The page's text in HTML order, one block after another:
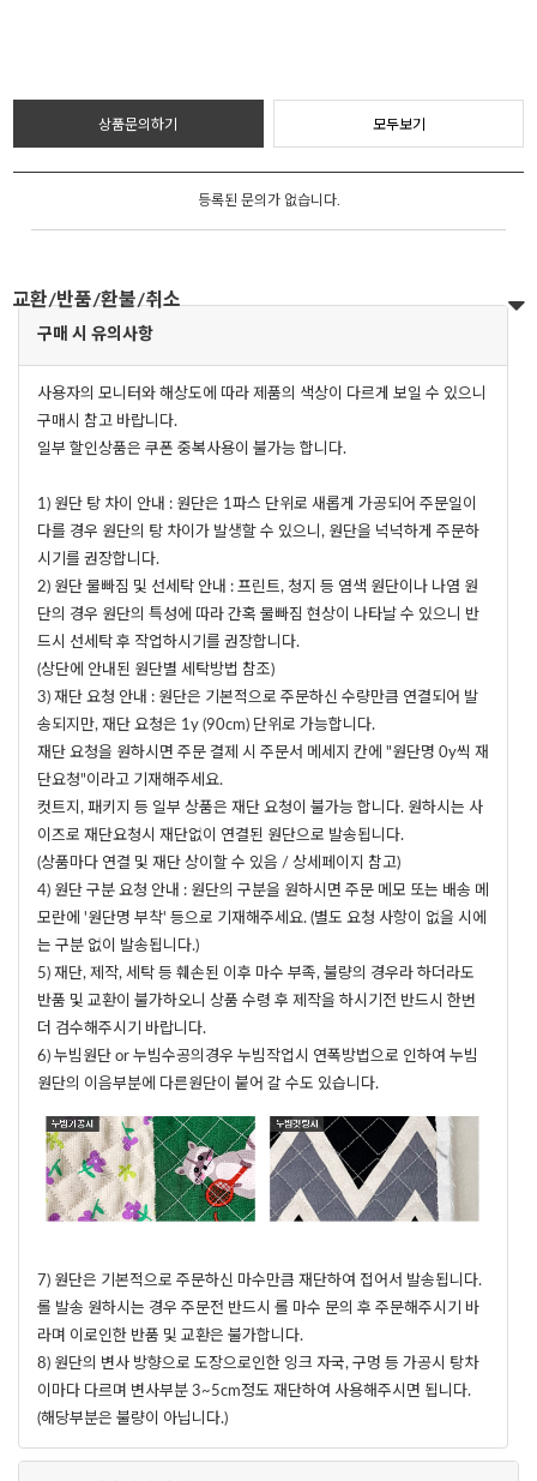
상품문의하기 모두보기
등록된 문의가 없습니다.
교환/반품/환불/취소
구매 시 유의사항
사용자의 모니터와 해상도에 따라 제품의 색상이 다르게 보일 수 있으니
구매시 참고 바랍니다.
일부 할인상품은 쿠폰 중복사용이 불가능 합니다.
1) 원단 탕 차이 안내 : 원단은 1파스 단위로 새롭게 가공되어 주문일이
다를 경우 원단의 탕 차이가 발생할 수 있으니, 원단을 넉넉하게 주문하
시기를 권장합니다.
2) 원단 물빠짐 및 선세탁 안내 : 프린트, 청지 등 염색 원단이나 나염 원
단의 경우 원단의 특성에 따라 간혹 물빠짐 현상이 나타날 수 있으니 반
드시 선세탁 후 작업하시기를 권장합니다.
(상단에 안내된 원단별 세탁방법 참조)
3) 재단 요청 안내 : 원단은 기본적으로 주문하신 수량만큼 연결되어 발
송되지만, 재단 요청은 1y (90cm) 단위로 가능합니다.
재단 요청을 원하시면 주문 결제 시 주문서 메세지 칸에 "원단명 0y씩 재
단요청"이라고 기재해주세요.
컷트지, 패키지 등 일부 상품은 재단 요청이 불가능 합니다. 원하시는 사
이즈로 재단요청시 재단없이 연결된 원단으로 발송됩니다.
(상품마다 연결 및 재단 상이할 수 있음 / 상세페이지 참고)
4) 원단 구분 요청 안내 : 원단의 구분을 원하시면 주문 메모 또는 배송 메
모란에 '원단명 부착' 등으로 기재해주세요. (별도 요청 사항이 없을 시에
는 구분 없이 발송됩니다.)
5) 재단, 제작, 세탁 등 훼손된 이후 마수 부족, 불량의 경우라 하더라도
반품 및 교환이 불가하오니 상품 수령 후 제작을 하시기전 반드시 한번
더 검수해주시기 바랍니다.
6) 누빔원단 or 누빔수공의경우 누빔작업시 연폭방법으로 인하여 누빔
원단의 이음부분에 다른원단이 붙어 갈 수도 있습니다.
7) 원단은 기본적으로 주문하신 마수만큼 재단하여 접어서 발송됩니다.
롤 발송 원하시는 경우 주문전 반드시 롤 마수 문의 후 주문해주시기 바
라며 이로인한 반품 및 교환은 불가합니다.
8) 원단의 변사 방향으로 도장으로인한 잉크 자국, 구멍 등 가공시 탕차
이마다 다르며 변사부분 3~5cm정도 재단하여 사용해주시면 됩니다.
(해당부분은 불량이 아닙니다.)